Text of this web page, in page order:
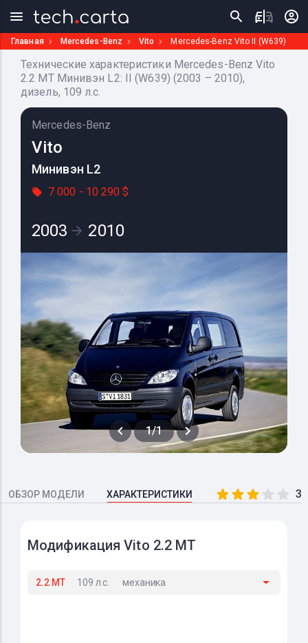
Главная Mercedes-Benz Vito Mercedes-Benz Vito II (W639)
Технические характеристики Mercedes-Benz Vito
2.2 MT Минивэн L2: II (W639) (2003 – 2010),
дизель, 109 л.с.
Mercedes-Benz
Vito
Минивэн L2
7 000 - 10 290 $
2003 2010
1/1
ОБЗОР МОДЕЛИ ХАРАКТЕРИСТИКИ
Модификация Vito 2.2 MT
2.2 MT 109 л.с. механика